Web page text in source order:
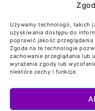
Używamy technologii, takich
uzyskiwania dostępu do
poprawić jakość
Zgoda na te technologie
zachowanie przeglądania lub
wyrażenia zgody lub
niektóre cechy i funkcje.